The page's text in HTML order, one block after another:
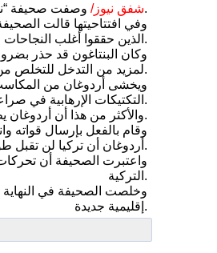
شفق نيوز/وصفت صحيفة “نيويورك بوست” الأمريكية إن الوجود التركي في العراق بالعدوان، وقالت انه يساعد تنظيم داعش ويهدد بحرب أكبر.
وفي افتتاحيتها قالت
الذين حققوا أغلب النجاحات والتقدم نحو الرقة يتعرضون للقصف من قبل حليفة أمريكا تركيا.
وكان البنتاغون قد حذر
لمزيد من التدخل للتخلص من التهديد ضد بلاده.
ويخشى أردوغان من المكاسب
التكتيكات الإرهابية في صراعه مع الحكومة في تركيا منذ عقود، بينما تراه الولايات المتحدة حليفا في حربها ضد داعش.
والأكثر من هذا أن أردوغان يطالب بمكان على الطاولة فى المعركة الجارية لتحرير الموصل من قبضة داعش.
وقام بالفعل بإرسال قواته
أردوغان أن تركيا لن تقبل طواعية بعد الآن حدود بلادنا، في إشارة واضحة إلى إدعاء أنقرة بالموصل الذي يعود على عام 1920.
واعتبرت الصحيفة أن
التركية.
وخلصت الصحيفة في
إقليمية جديدة.